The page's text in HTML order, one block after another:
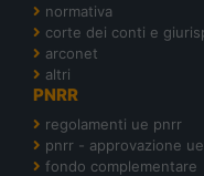
normativa
corte dei conti e
arconet
altri
PNRR
regolamenti ue pnrr
pnrr - approvazione
fondo complementare